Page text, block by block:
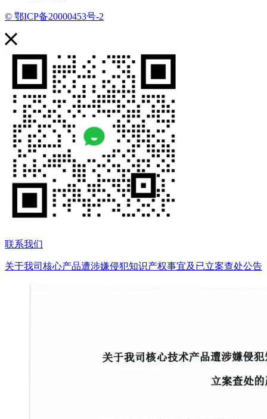
© 鄂ICP备20000453号-2
联系我们
关于我司核心产品遭涉嫌侵犯知识产权事宜及已立案查处公告